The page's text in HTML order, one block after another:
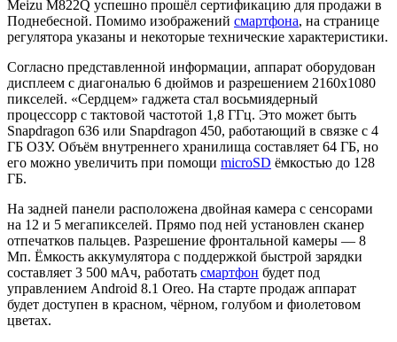
Meizu M822Q успешно прошёл сертификацию для продажи в
Поднебесной. Помимо изображений смартфона, на странице
регулятора указаны и некоторые технические характеристики.
Согласно представленной информации, аппарат оборудован
дисплеем с диагональю 6 дюймов и разрешением 2160x1080
пикселей. «Сердцем» гаджета стал восьмиядерный
процессорр с тактовой частотой 1,8 ГГц. Это может быть
Snapdragon 636 или Snapdragon 450, работающий в связке с 4
ГБ ОЗУ. Объём внутреннего хранилища составляет 64 ГБ, но
его можно увеличить при помощи microSD ёмкостью до 128
ГБ.
На задней панели расположена двойная камера с сенсорами
на 12 и 5 мегапикселей. Прямо под ней установлен сканер
отпечатков пальцев. Разрешение фронтальной камеры — 8
Мп. Ёмкость аккумулятора с поддержкой быстрой зарядки
составляет 3 500 мАч, работать смартфон будет под
управлением Android 8.1 Oreo. На старте продаж аппарат
будет доступен в красном, чёрном, голубом и фиолетовом
цветах.